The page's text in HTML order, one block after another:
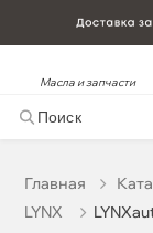
Масла и запчасти
Главная
LYNX